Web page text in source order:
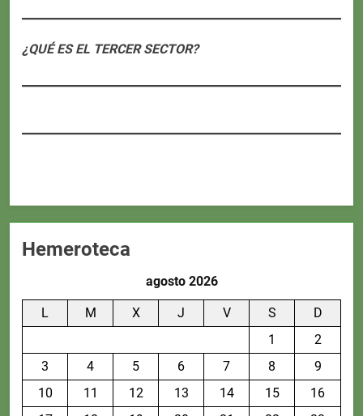
¿QUÉ ES EL TERCER SECTOR?
Hemeroteca
agosto 2026
L M X J V S
D
1
2
3
4 5 6 7 8
9
10
11 12 13 14 15
16